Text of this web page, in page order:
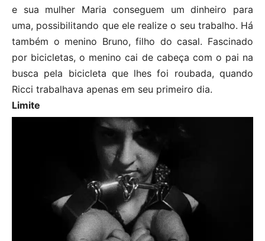
e sua mulher Maria conseguem um dinheiro para
uma, possibilitando que ele realize o seu trabalho. Há
também o menino Bruno, filho do casal. Fascinado
por bicicletas, o menino cai de cabeça com o pai na
busca pela bicicleta que lhes foi roubada, quando
Ricci trabalhava apenas em seu primeiro dia.
Limite